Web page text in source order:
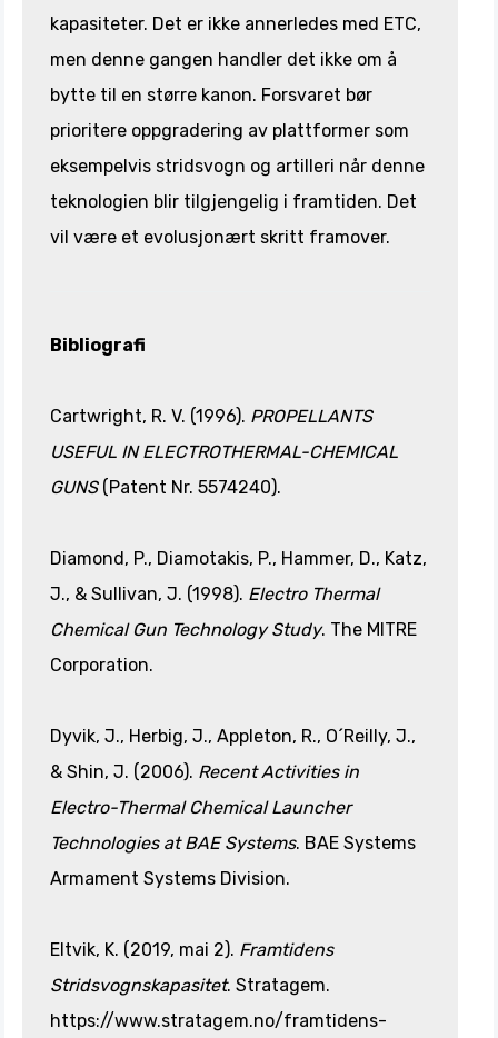
kapasiteter. Det er ikke annerledes med ETC,
men denne gangen handler det ikke om å
bytte til en større kanon. Forsvaret bør
prioritere oppgradering av plattformer som
eksempelvis stridsvogn og artilleri når denne
teknologien blir tilgjengelig i framtiden. Det
vil være et evolusjonært skritt framover.
Bibliografi
Cartwright, R. V. (1996). PROPELLANTS
USEFUL IN ELECTROTHERMAL-CHEMICAL
GUNS(Patent Nr. 5574240).
Diamond, P., Diamotakis, P., Hammer, D., Katz,
J., & Sullivan, J. (1998). Electro Thermal
Chemical Gun Technology Study. The MITRE
Corporation.
Dyvik, J., Herbig, J., Appleton, R., O´Reilly, J.,
& Shin, J. (2006). Recent Activities in
Electro-Thermal Chemical Launcher
Technologies at BAE Systems. BAE Systems
Armament Systems Division.
Eltvik, K. (2019, mai 2). Framtidens
Stridsvognskapasitet. Stratagem.
https://www.stratagem.no/framtidens-